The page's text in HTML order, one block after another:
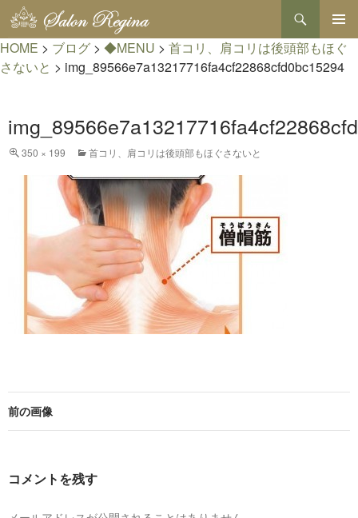
検
索
メインメ
ニュー
ン
テ
ン
ス
キ
HOME > ブログ > ◆MENU > 首コリ、肩コリは後頭部もほぐ
さないと > img_89566e7a13217716fa4cf22868cfd0bc15294
350 × 199 首コリ、肩コリは後頭部もほぐさないと
前の画像
コメントを残す